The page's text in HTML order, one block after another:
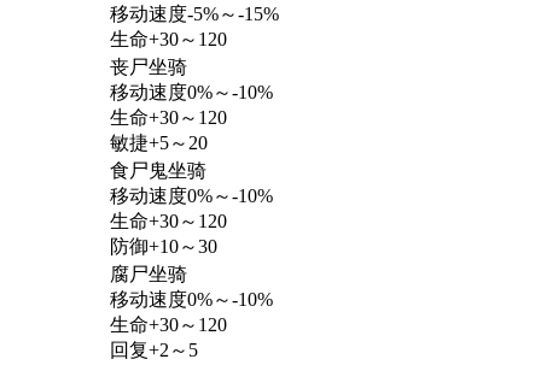
移动速度-5%～-15%
生命+30～120
丧尸坐骑
移动速度0%～-10%
生命+30～120
敏捷+5～20
食尸鬼坐骑
移动速度0%～-10%
生命+30～120
防御+10～30
腐尸坐骑
移动速度0%～-10%
生命+30～120
回复+2～5